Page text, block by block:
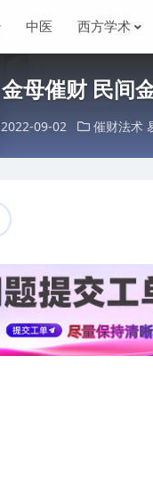
中医 西方学术
金母催财 民间
2022-09-02 催财法术